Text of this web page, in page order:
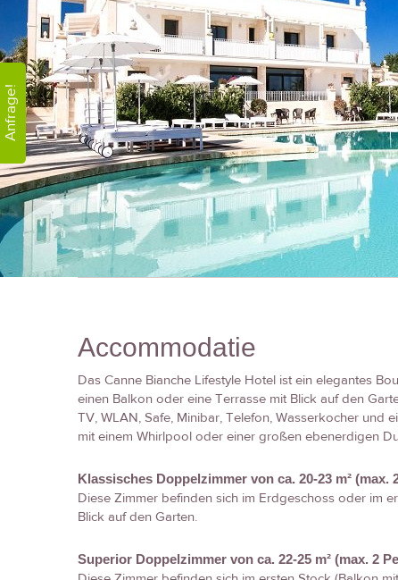
Anfrage!
Accommodatie
Das Canne Bianche Lifestyle Hotel ist ein elegantes
einen Balkon oder eine Terrasse mit Blick auf den
TV, WLAN, Safe, Minibar, Telefon, Wasserkocher und
mit einem Whirlpool oder einer großen ebenerdigen
Klassisches Doppelzimmer von ca. 20-23 m² (max.
Diese Zimmer befinden sich im Erdgeschoss oder im
Blick auf den Garten.
Superior Doppelzimmer von ca. 22-25 m² (max. 2